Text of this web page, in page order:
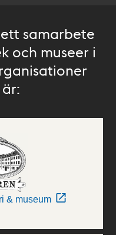
samarbete
och museer i
& museum